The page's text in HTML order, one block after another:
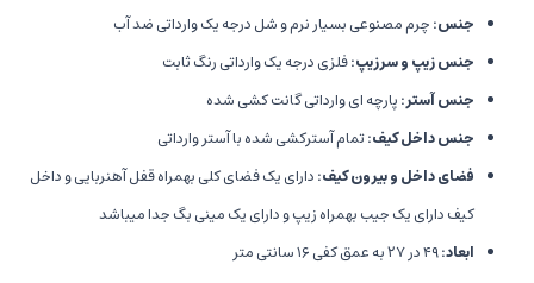
جنس:چرم مصنوعی بسیار نرم و شل درجه یک وارداتی ضد آب
جنس زیپ و سرزیپ:فلزی درجه یک وارداتی رنگ ثابت
جنس آستر:پارچه ای وارداتی گانت کشی شده
جنس داخل کیف:تمام آسترکشی شده با آستر وارداتی
فضای داخل و بیرون کیف:دارای یک فضای کلی بهمراه قفل آهنربایی و داخل
کیف دارای یک جیب بهمراه زیپ و دارای یک مینی بگ جدا میباشد
ابعاد: